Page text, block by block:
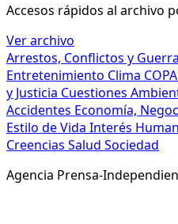
Accesos rápidos al archivo
Ver archivo
Arrestos, Conflictos y
Entretenimiento Clima
y Justicia Cuestiones
Accidentes Economía,
Estilo de Vida Interés
Creencias Salud Sociedad
Agencia Prensa-